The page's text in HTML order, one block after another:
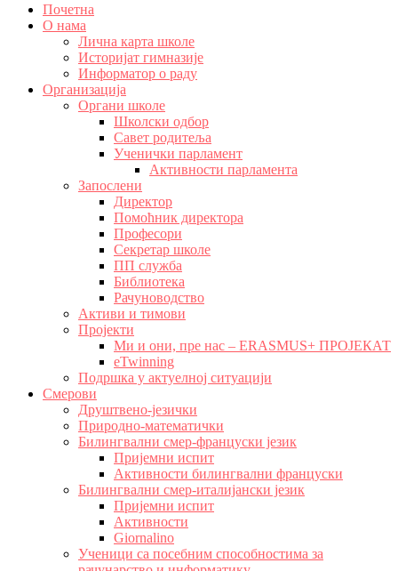
Почетна
О нама
Лична карта школе
Историјат гимназије
Информатор о раду
Организација
Органи школе
Школски одбор
Савет родитеља
Ученички парламент
Активности парламента
Запослени
Директор
Помоћник директора
Професори
Секретар школе
ПП служба
Библиотека
Рачуноводство
Активи и тимови
Пројекти
Ми и они, пре нас – ERASMUS+ ПРОЈЕКАТ
eTwinning
Подршка у актуелној ситуацији
Смерови
Друштвено-језички
Природно-математички
Билингвални смер-француски језик
Пријемни испит
Активности билингвални француски
Билингвални смер-италијански језик
Пријемни испит
Активности
Giornalino
Ученици са посебним способностима за